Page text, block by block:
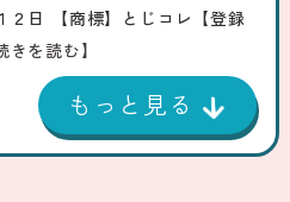
２日 【商標】とじコレ【登録
きを読む】